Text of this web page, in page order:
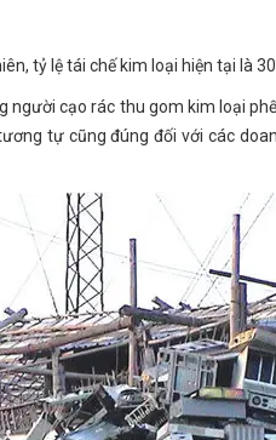
tỷ lệ tái chế kim loại hiện tại là
người cạo rác thu gom kim loại
tự cũng đúng đối với các